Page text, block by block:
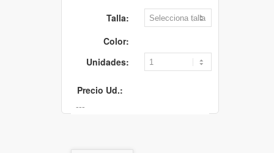
Talla:
Color:
Unidades:
Precio Ud.: